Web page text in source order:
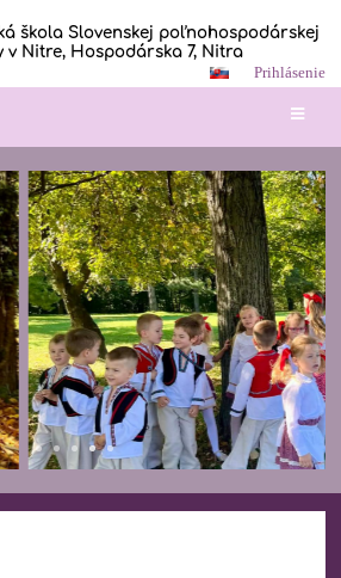
škola Slovenskej poľnohospodárskej
v Nitre, Hospodárska 7, Nitra
Prihlásenie
myslíte pri darovaní 2% z daní. Vaše, naše deti.